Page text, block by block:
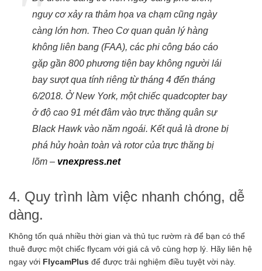
nguy cơ xảy ra thảm họa va chạm cũng ngày
càng lớn hơn. Theo Cơ quan quản lý hàng
không liên bang (FAA), các phi công báo cáo
gặp gần 800 phương tiện bay không người lái
bay sượt qua tính riêng từ tháng 4 đến tháng
6/2018. Ở New York, một chiếc quadcopter bay
ở độ cao 91 mét đâm vào trực thăng quân sự
Black Hawk vào năm ngoái. Kết quả là drone bị
phá hủy hoàn toàn và rotor của trực thăng bị
lõm – vnexpress.net
4. Quy trình làm việc nhanh chóng, dễ
dàng.
Không tốn quá nhiều thời gian và thủ tục rườm rà để bạn có thể
thuê được một chiếc flycam với giá cả vô cùng hợp lý. Hãy liên hệ
ngay với FlycamPlus để được trải nghiệm điều tuyệt vời này.